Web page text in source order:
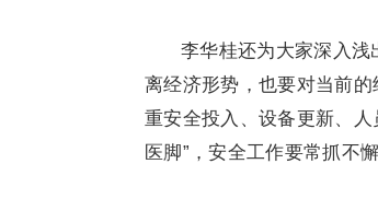
李华桂还为大家深入
离经济形势，也要对当前
重安全投入、设备更新、
医脚”，安全工作要常抓不懈